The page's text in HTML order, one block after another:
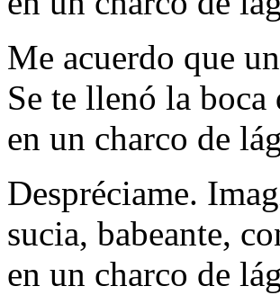
Me acuerdo que
Se te llenó la
en un charco de
Despréciame.
sucia, babeante,
en un charco de